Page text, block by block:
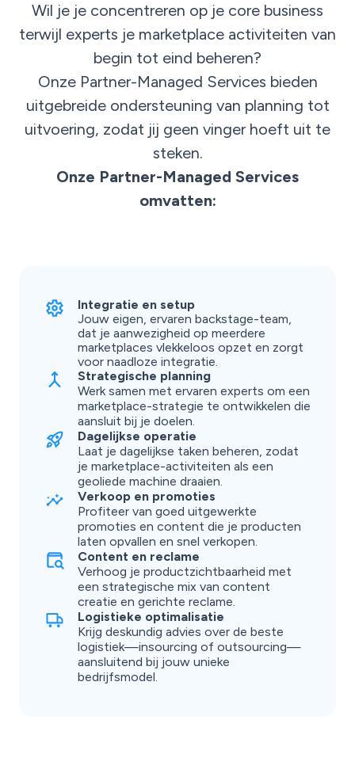
Wil je je concentreren op je core business
terwijl experts je marketplace activiteiten van
begin tot eind beheren?
Onze Partner-Managed Services bieden
uitgebreide ondersteuning van planning tot
uitvoering, zodat jij geen vinger hoeft uit te
steken.
Onze Partner-Managed Services
omvatten:
Integratie en setup
Jouw eigen, ervaren backstage-team,
dat je aanwezigheid op meerdere
marketplaces vlekkeloos opzet en zorgt
voor naadloze integratie.
Strategische planning
Werk samen met ervaren experts om een
marketplace-strategie te ontwikkelen die
aansluit bij je doelen.
Dagelijkse operatie
Laat je dagelijkse taken beheren, zodat
je marketplace-activiteiten als een
geoliede machine draaien.
Verkoop en promoties
Profiteer van goed uitgewerkte
promoties en content die je producten
laten opvallen en snel verkopen.
Content en reclame
Verhoog je productzichtbaarheid met
een strategische mix van content
creatie en gerichte reclame.
Logistieke optimalisatie
Krijg deskundig advies over de beste
logistiek—insourcing of outsourcing—
aansluitend bij jouw unieke
bedrijfsmodel.